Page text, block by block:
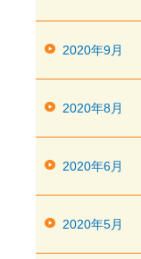
2020年9月
2020年8月
2020年6月
2020年5月